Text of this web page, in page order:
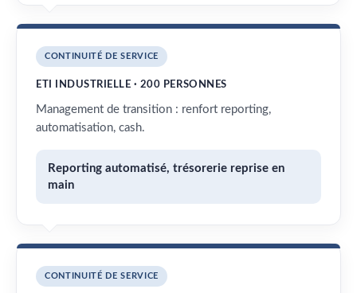
CONTINUITÉ DE SERVICE
ETI INDUSTRIELLE · 200 PERSONNES
Management de transition : renfort reporting,
automatisation, cash.
Reporting automatisé, trésorerie reprise en
main
CONTINUITÉ DE SERVICE